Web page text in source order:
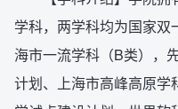
学科，两学科均为国家双
海市一流学科（B类），
计划、上海市高峰高原学